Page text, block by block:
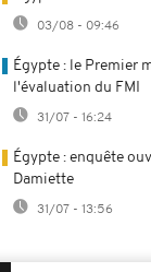
03/08 - 09:46
Égypte : le Premier
l'évaluation du FMI
31/07 - 16:24
Égypte : enquête
Damiette
31/07 - 13:56